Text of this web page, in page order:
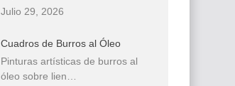
Julio 29, 2026
Cuadros de Burros al Óleo
Pinturas artísticas de burros al
óleo sobre lien…